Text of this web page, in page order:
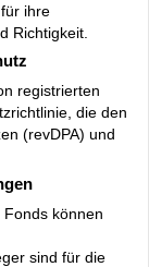
ihre
Richtigkeit.
registrierten
die den
(revDPA) und
können
sind für die